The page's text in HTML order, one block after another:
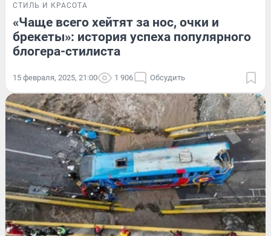
СТИЛЬ И КРАСОТА
«Чаще всего хейтят за нос, очки и
брекеты»: история успеха популярного
блогера-стилиста
15 февраля, 2025, 21:00 1 906 Обсудить